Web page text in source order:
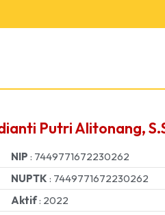
Putri Alitonang,
NIP : 7449771672230262
NUPTK : 7449771672230262
Aktif: 2022